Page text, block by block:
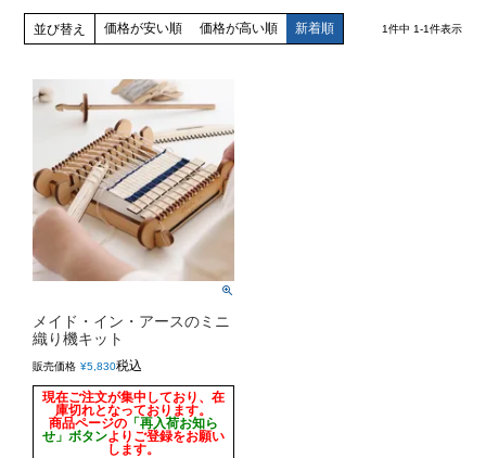
並び替え 価格が安い順 価格が高い順 新着順 1件中 1-1件表示
メイド・イン・アースのミニ
織り機キット
販売価格 ¥5,830税込
現在ご注文が集中しており、在
庫切れとなっております。
商品ページの 「再入荷お知ら
せ」ボタンよりご登録をお願い
します。